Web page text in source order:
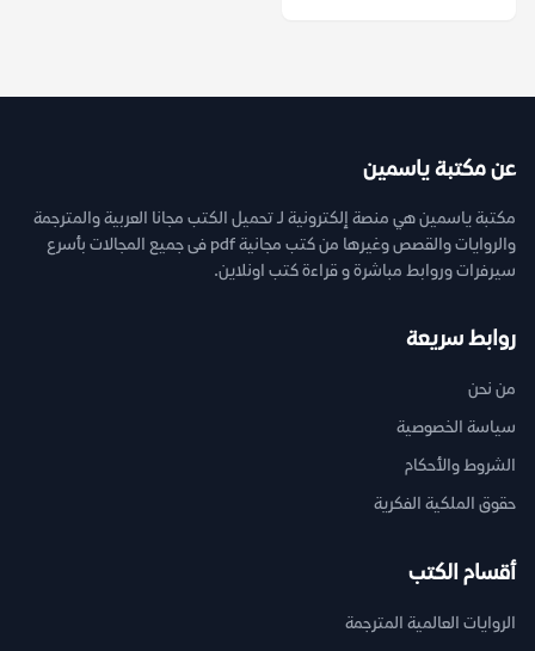
عن مكتبة ياسمين
مكتبة ياسمين هي منصة إلكترونية لـ تحميل الكتب مجانا العربية والمترجمة
والروايات والقصص وغيرها من كتب مجانية pdf فى جميع المجالات بأسرع
سيرفرات وروابط مباشرة و قراءة كتب اونلاين.
روابط سريعة
من نحن
سياسة الخصوصية
الشروط والأحكام
حقوق الملكية الفكرية
أقسام الكتب
الروايات العالمية المترجمة